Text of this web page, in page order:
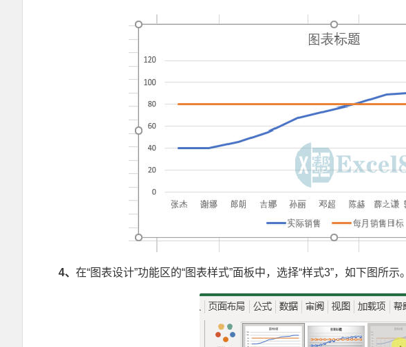
4、 在“图表设计”功能区的“图表样式”面板中，选择“样式3”，如下图所示。